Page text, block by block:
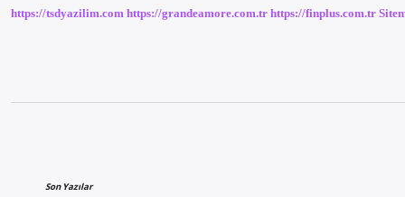
https://tsdyazilim.com https://grandeamore.com.tr https://finplus.com.tr
Son Yazılar